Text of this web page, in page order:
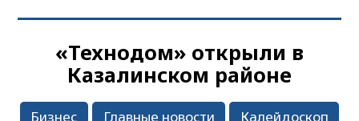
«Технодом» открыли в
Казалинском районе
Бизнес Главные новости
Калейдоскоп